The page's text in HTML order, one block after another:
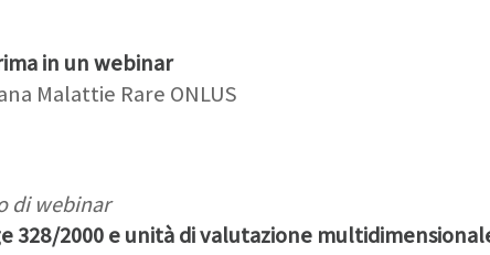
in un webinar
Malattie Rare ONLUS
di webinar
2000 e unità di valutazione